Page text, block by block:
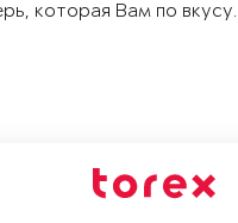
которая Вам по вкусу.